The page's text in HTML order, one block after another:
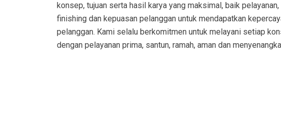
konsep, tujuan serta hasil karya yang maksimal, baik
finishing dan kepuasan pelanggan untuk mendapatkan
pelanggan. Kami selalu berkomitmen untuk melayani setiap
dengan pelayanan prima, santun, ramah, aman dan